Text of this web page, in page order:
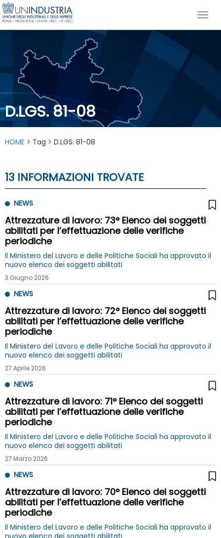
D.LGS. 81-08
HOME > Tag > D.LGS. 81-08
13 INFORMAZIONI TROVATE
NEWS
Attrezzature di lavoro: 73° Elenco dei soggetti
abilitati per l’effettuazione delle verifiche
periodiche
Il Ministero del Lavoro e delle Politiche Sociali ha approvato il
nuovo elenco dei soggetti abilitati
3 Giugno 2026
NEWS
Attrezzature di lavoro: 72° Elenco dei soggetti
abilitati per l’effettuazione delle verifiche
periodiche
Il Ministero del Lavoro e delle Politiche Sociali ha approvato il
nuovo elenco dei soggetti abilitati
27 Aprile 2026
NEWS
Attrezzature di lavoro: 71° Elenco dei soggetti
abilitati per l’effettuazione delle verifiche
periodiche
Il Ministero del Lavoro e delle Politiche Sociali ha approvato il
nuovo elenco dei soggetti abilitati
27 Marzo 2026
NEWS
Attrezzature di lavoro: 70° Elenco dei soggetti
abilitati per l’effettuazione delle verifiche
periodiche
Il Ministero del Lavoro e delle Politiche Sociali ha approvato il